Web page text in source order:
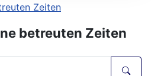
Zeiten
betreuten Zeiten